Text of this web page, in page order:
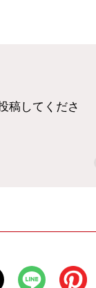
稿してくださ